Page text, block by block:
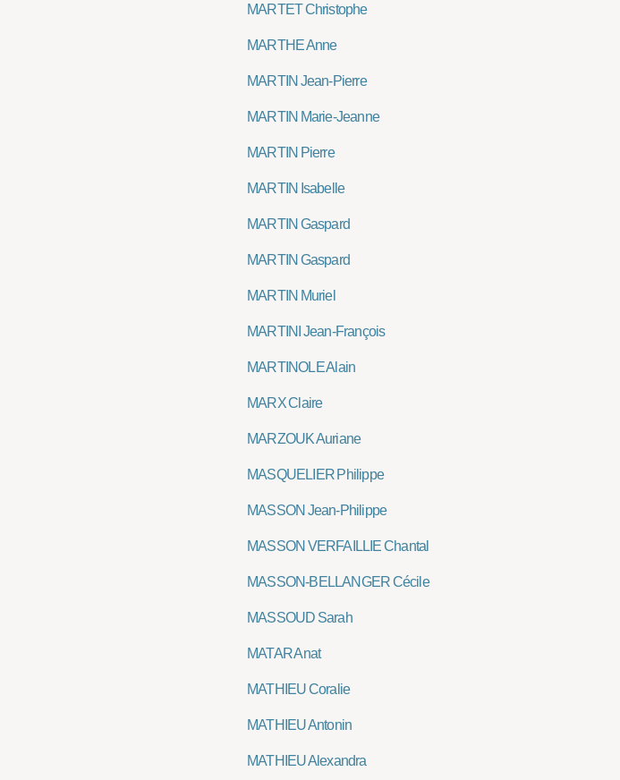
MARTET Christophe
MARTHE Anne
MARTIN Jean-Pierre
MARTIN Marie-Jeanne
MARTIN Pierre
MARTIN Isabelle
MARTIN Gaspard
MARTIN Gaspard
MARTIN Muriel
MARTINI Jean-François
MARTINOLE Alain
MARX Claire
MARZOUK Auriane
MASQUELIER Philippe
MASSON Jean-Philippe
MASSON VERFAILLIE Chantal
MASSON-BELLANGER Cécile
MASSOUD Sarah
MATAR Anat
MATHIEU Coralie
MATHIEU Antonin
MATHIEU Alexandra